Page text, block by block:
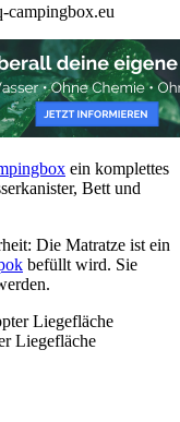
ein komplettes
Bett und
Die Matratze ist ein
befüllt wird. Sie
Liegefläche